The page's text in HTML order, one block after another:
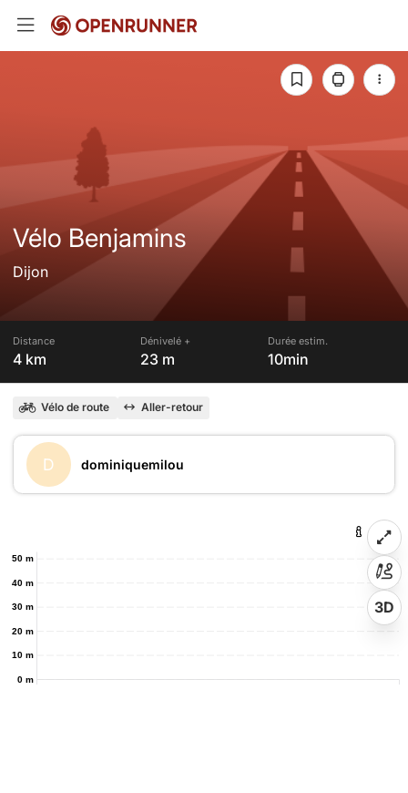
Vélo Benjamins
Dijon
Distance
4 km
Dénivelé +
23 m
Durée estim.
10min
Vélo de route Aller-retour
D dominiquemilou
0 m
10 m
20 m
30 m
40 m
50 m
3D